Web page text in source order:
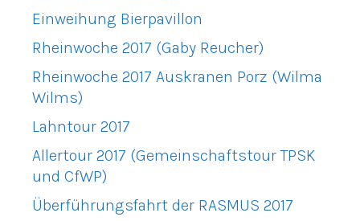
Einweihung Bierpavillon
Rheinwoche 2017 (Gaby Reucher)
Rheinwoche 2017 Auskranen Porz (Wilma
Wilms)
Lahntour 2017
Allertour 2017 (Gemeinschaftstour TPSK
und CfWP)
Überführungsfahrt der RASMUS 2017